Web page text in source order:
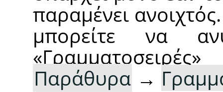
παραμένει
μπορείτε να
«Γραμματοσειρές»
Παράθυρα →